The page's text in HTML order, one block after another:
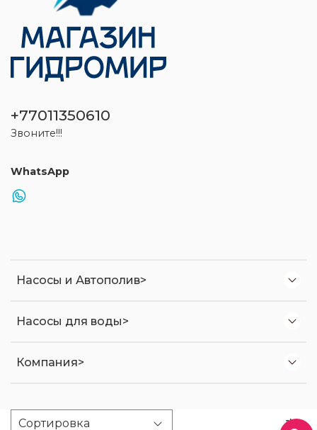
Насосы и Автополив>
Насосы для воды>
Компания>
+77011350610
Звоните!!!
WhatsApp